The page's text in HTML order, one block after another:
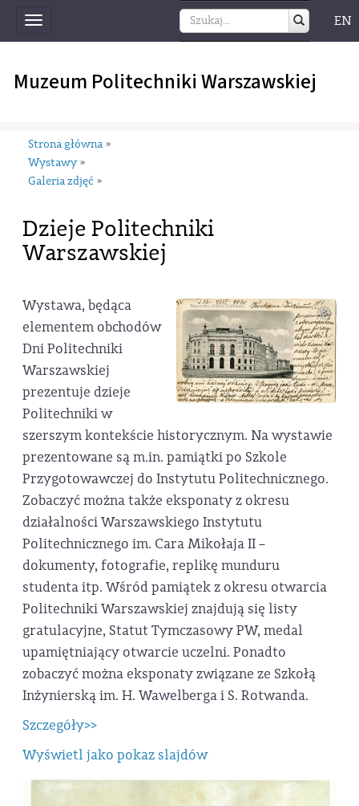
Toggle
navigation
EN
Muzeum Politechniki Warszawskiej
Strona główna »
Wystawy »
Galeria zdjęć »
Dzieje Politechniki
Warszawskiej
Wystawa, będąca
elementem obchodów
Dni Politechniki
Warszawskiej
prezentuje dzieje
Politechniki w
szerszym kontekście historycznym. Na wystawie
prezentowane są m.in. pamiątki po Szkole
Przygotowawczej do Instytutu Politechnicznego.
Zobaczyć można także eksponaty z okresu
działalności Warszawskiego Instytutu
Politechnicznego im. Cara Mikołaja II –
dokumenty, fotografie, replikę munduru
studenta itp. Wśród pamiątek z okresu otwarcia
Politechniki Warszawskiej znajdują się listy
gratulacyjne, Statut Tymczasowy PW, medal
upamiętniający otwarcie uczelni. Ponadto
zobaczyć można eksponaty związane ze Szkołą
Inżynierską im. H. Wawelberga i S. Rotwanda.
Szczegóły>>
Wyświetl jako pokaz slajdów